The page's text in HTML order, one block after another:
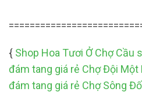
{ Shop Hoa Tươi Ở Chợ Cầu
đám tang giá rẻ Chợ Đội Một
đám tang giá rẻ Chợ Sông